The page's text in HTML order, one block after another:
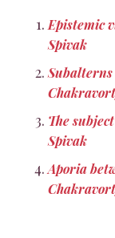
knowledge and
Epistemic
Spivak
Subalterns
The
Spivak
Aporia